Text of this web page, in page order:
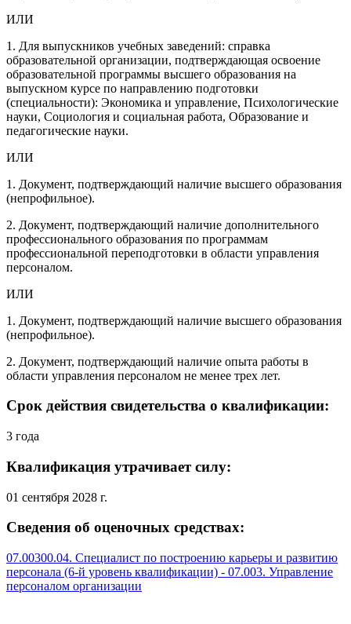
ИЛИ
1. Для выпускников учебных заведений: справка
образовательной организации, подтверждающая освоение
образовательной программы высшего образования на
выпускном курсе по направлению подготовки
(специальности): Экономика и управление, Психологические
науки, Социология и социальная работа, Образование и
педагогические науки.
ИЛИ
1. Документ, подтверждающий наличие высшего образования
(непрофильное).
2. Документ, подтверждающий наличие дополнительного
профессионального образования по программам
профессиональной переподготовки в области управления
персоналом.
ИЛИ
1. Документ, подтверждающий наличие высшего образования
(непрофильное).
2. Документ, подтверждающий наличие опыта работы в
области управления персоналом не менее трех лет.
Срок действия свидетельства о квалификации:
3 года
Квалификация утрачивает силу:
01 сентября 2028 г.
Сведения об оценочных средствах:
07.00300.04. Специалист по построению карьеры и развитию
персонала (6-й уровень квалификации) - 07.003. Управление
персоналом организации